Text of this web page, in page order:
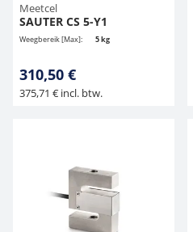
Meetcel
SAUTER CS 5-Y1
Weegbereik [Max]: 5 kg
310,50 €
375,71 € incl. btw.